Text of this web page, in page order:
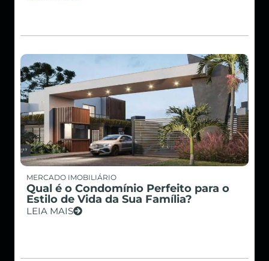
MERCADO IMOBILIÁRIO
Qual é o Condomínio Perfeito para o
Estilo de Vida da Sua Família?
LEIA MAIS